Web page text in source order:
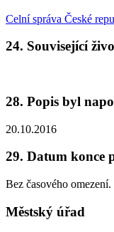
Celní správa České
24. Související
28. Popis byl
20.10.2016
29. Datum konce
Bez časového omezení.
Městský úřad